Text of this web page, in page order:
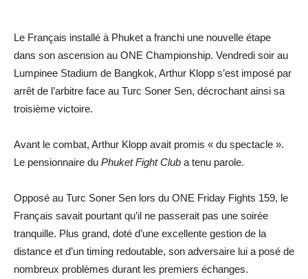
Le Français installé à Phuket a franchi une nouvelle étape
dans son ascension au ONE Championship. Vendredi soir au
Lumpinee Stadium de Bangkok, Arthur Klopp s’est imposé par
arrêt de l’arbitre face au Turc Soner Sen, décrochant ainsi sa
troisième victoire.
Avant le combat, Arthur Klopp avait promis « du spectacle ».
Le pensionnaire du Phuket Fight Club a tenu parole.
Opposé au Turc Soner Sen lors du ONE Friday Fights 159, le
Français savait pourtant qu’il ne passerait pas une soirée
tranquille. Plus grand, doté d’une excellente gestion de la
distance et d’un timing redoutable, son adversaire lui a posé de
nombreux problèmes durant les premiers échanges.